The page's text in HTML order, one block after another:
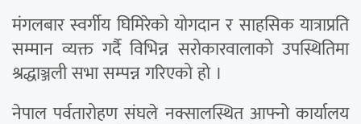
मंगलबार स्वर्गीय घिमिरेको योगदान र साहसिक यात्राप्रति
सम्मान व्यक्त गर्दै विभिन्न सरोकारवालाको उपस्थितिमा
श्रद्धाञ्जली सभा सम्पन्न गरिएको हो ।
नेपाल पर्वतारोहण संघले नक्सालस्थित आफ्नो कार्यालय